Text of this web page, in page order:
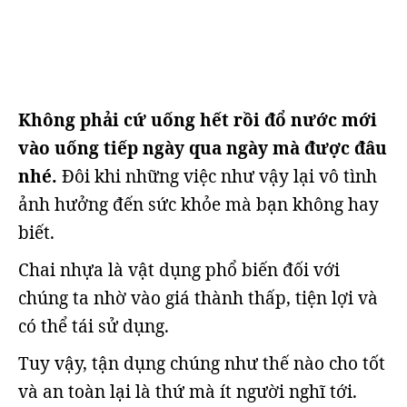
Không phải cứ uống hết rồi đổ nước mới
vào uống tiếp ngày qua ngày mà được đâu
nhé. Đôi khi những việc như vậy lại vô tình
ảnh hưởng đến sức khỏe mà bạn không hay
biết.
Chai nhựa là vật dụng phổ biến đối với
chúng ta nhờ vào giá thành thấp, tiện lợi và
có thể tái sử dụng.
Tuy vậy, tận dụng chúng như thế nào cho tốt
và an toàn lại là thứ mà ít người nghĩ tới.